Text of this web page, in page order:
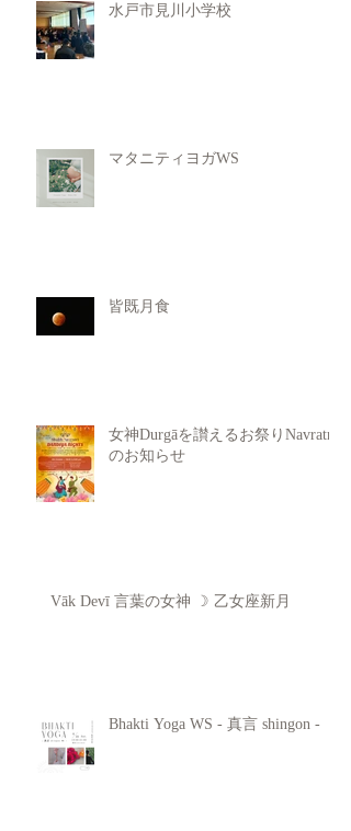
水戸市見川小学校
マタニティヨガWS
皆既月食
女神Durgāを讃えるお祭りNavratri
のお知らせ
Vāk Devī 言葉の女神 ☽ 乙女座新月
Bhakti Yoga WS - 真言 shingon -